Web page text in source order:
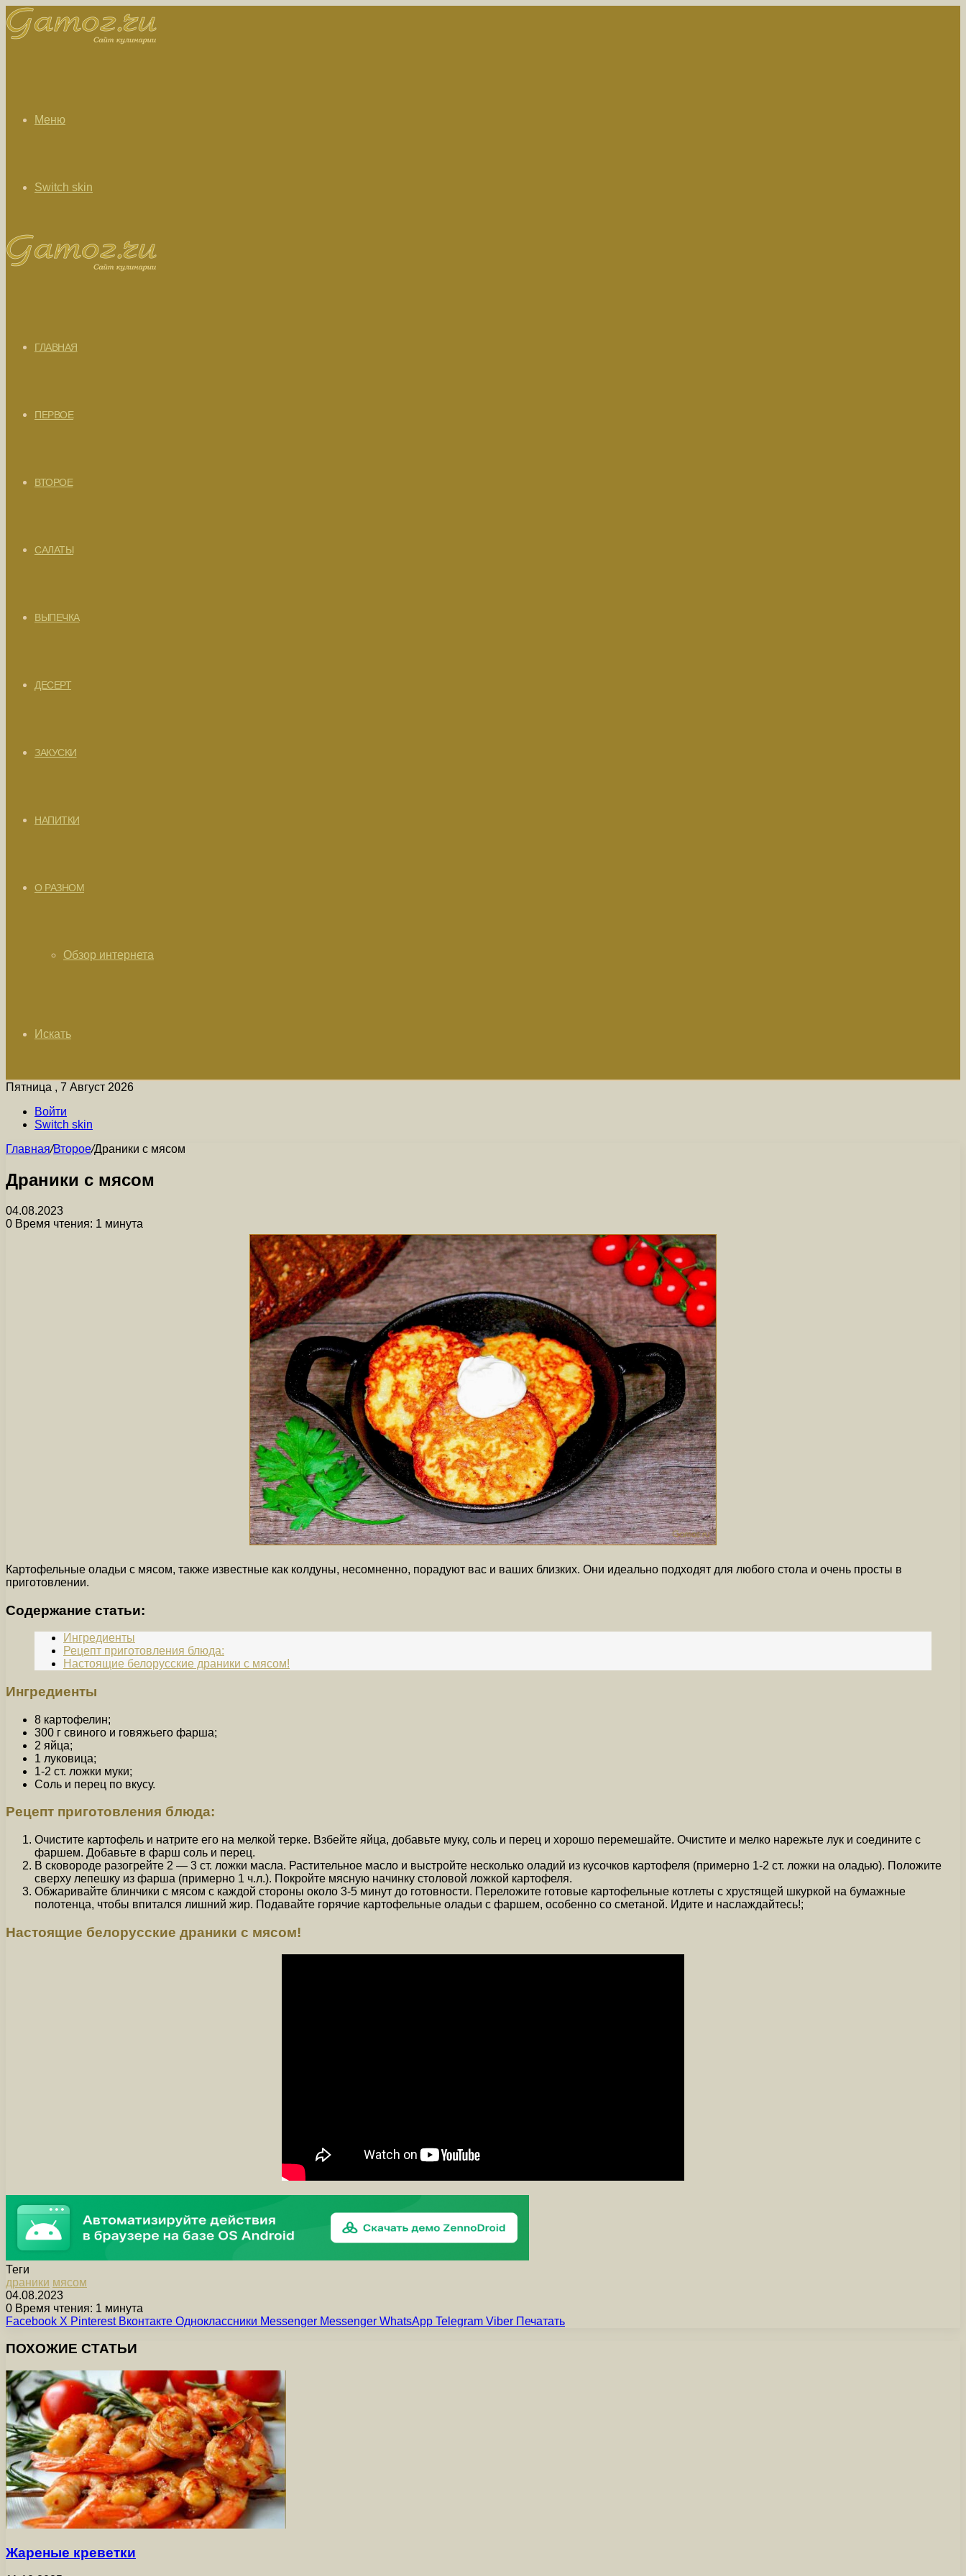
Меню
Switch skin
ГЛАВНАЯ
ПЕРВОЕ
ВТОРОЕ
САЛАТЫ
ВЫПЕЧКА
ДЕСЕРТ
ЗАКУСКИ
НАПИТКИ
О РАЗНОМ
Обзор интернета
Искать
Пятница , 7 Август 2026
Войти
Switch skin
Главная/Второе/Драники с мясом
Драники с мясом
04.08.2023
0 Время чтения: 1 минута
Картофельные оладьи с мясом, также известные как колдуны, несомненно, порадуют вас и ваших близких. Они идеально подходят для любого стола и очень просты в
приготовлении.
Содержание статьи:
Ингредиенты
Рецепт приготовления блюда:
Настоящие белорусские драники с мясом!
Ингредиенты
8 картофелин;
300 г свиного и говяжьего фарша;
2 яйца;
1 луковица;
1-2 ст. ложки муки;
Соль и перец по вкусу.
Рецепт приготовления блюда:
Очистите картофель и натрите его на мелкой терке. Взбейте яйца, добавьте муку, соль и перец и хорошо перемешайте. Очистите и мелко нарежьте лук и соедините с
фаршем. Добавьте в фарш соль и перец.
В сковороде разогрейте 2 — 3 ст. ложки масла. Растительное масло и выстройте несколько оладий из кусочков картофеля (примерно 1-2 ст. ложки на оладью). Положите
сверху лепешку из фарша (примерно 1 ч.л.). Покройте мясную начинку столовой ложкой картофеля.
Обжаривайте блинчики с мясом с каждой стороны около 3-5 минут до готовности. Переложите готовые картофельные котлеты с хрустящей шкуркой на бумажные
полотенца, чтобы впитался лишний жир. Подавайте горячие картофельные оладьи с фаршем, особенно со сметаной. Идите и наслаждайтесь!;
Настоящие белорусские драники с мясом!
Теги
драники мясом
04.08.2023
0 Время чтения: 1 минута
Facebook X Pinterest Вконтакте Одноклассники Messenger Messenger WhatsApp Telegram Viber Печатать
ПОХОЖИЕ СТАТЬИ
Жареные креветки